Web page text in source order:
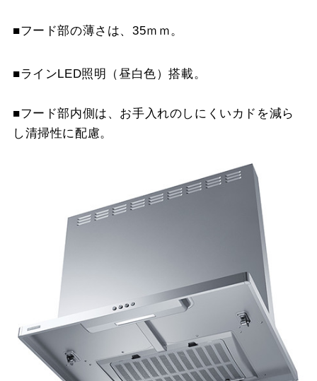
YMP665-C300 SBK
AES-4001
■フード部の薄さは、35ｍｍ。
■ラインLED照明（昼白色）搭載。
■フード部内側は、お手入れのしにくいカドを減ら
し清掃性に配慮。